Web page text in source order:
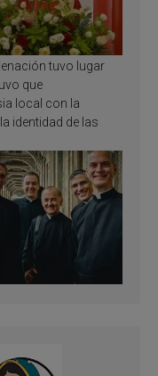
tuvo lugar
que
local con la
identidad de las